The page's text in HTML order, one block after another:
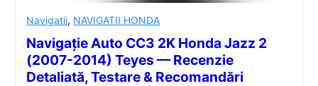
Navigatii, NAVIGATII HONDA
Navigație Auto CC3 2K Honda Jazz 2
(2007-2014) Teyes — Recenzie
Detaliată, Testare & Recomandări